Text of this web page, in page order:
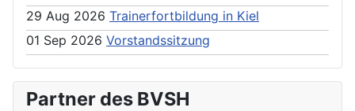
29 Aug 2026 Trainerfortbildung in Kiel
01 Sep 2026 Vorstandssitzung
Partner des BVSH